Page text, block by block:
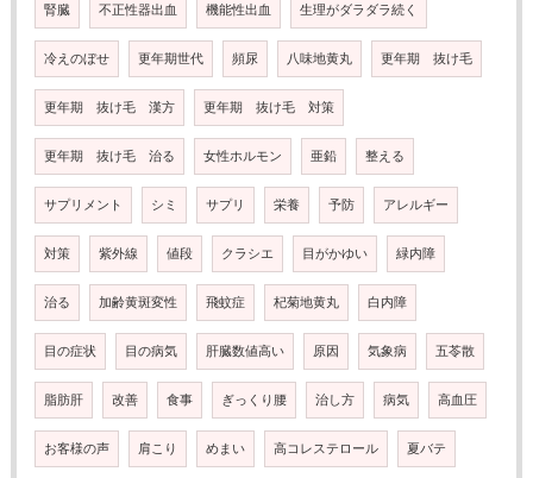
腎臓 不正性器出血 機能性出血 生理がダラダラ続く
冷えのぼせ 更年期世代 頻尿 八味地黄丸 更年期 抜け毛
更年期 抜け毛 漢方 更年期 抜け毛 対策
更年期 抜け毛 治る 女性ホルモン 亜鉛 整える
サプリメント シミ サプリ 栄養 予防 アレルギー
対策 紫外線 値段 クラシエ 目がかゆい 緑内障
治る 加齢黄斑変性 飛蚊症 杞菊地黄丸 白内障
目の症状 目の病気 肝臓数値高い 原因 気象病 五苓散
脂肪肝 改善 食事 ぎっくり腰 治し方 病気 高血圧
お客様の声 肩こり めまい 高コレステロール 夏バテ